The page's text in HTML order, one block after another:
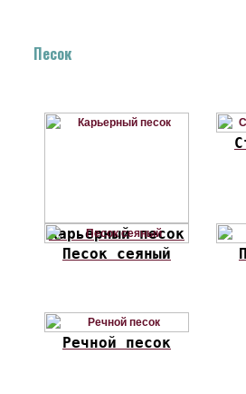
Песок
Карьерный песок
Песок сеяный
Речной песок